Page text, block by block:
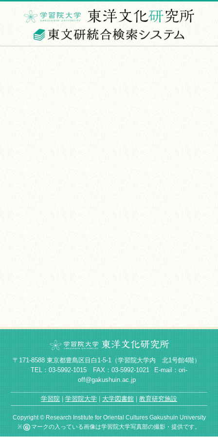
〒171-8588 東京都豊島区目白1-5-1（学習院大学内 北1号館4階）
TEL：03-5992-1015 FAX：03-5992-1021
E-mail：ori-
off@gakushuin.ac.jp
学習院 学習院大学 大学図書館 教育研究施設
Copyright © Research Institute for Oriental Cultures Gakushuin University
※
マークの入っている画像は学習院大学写真部の撮影・提供です。